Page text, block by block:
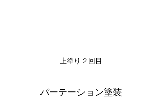
上塗り２回目
パーテーション塗装